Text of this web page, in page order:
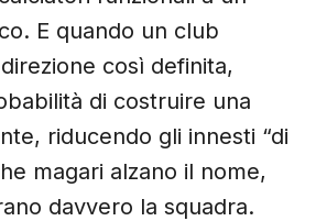
E quando un club
così definita,
di costruire una
riducendo gli innesti “di
magari alzano il nome,
davvero la squadra.